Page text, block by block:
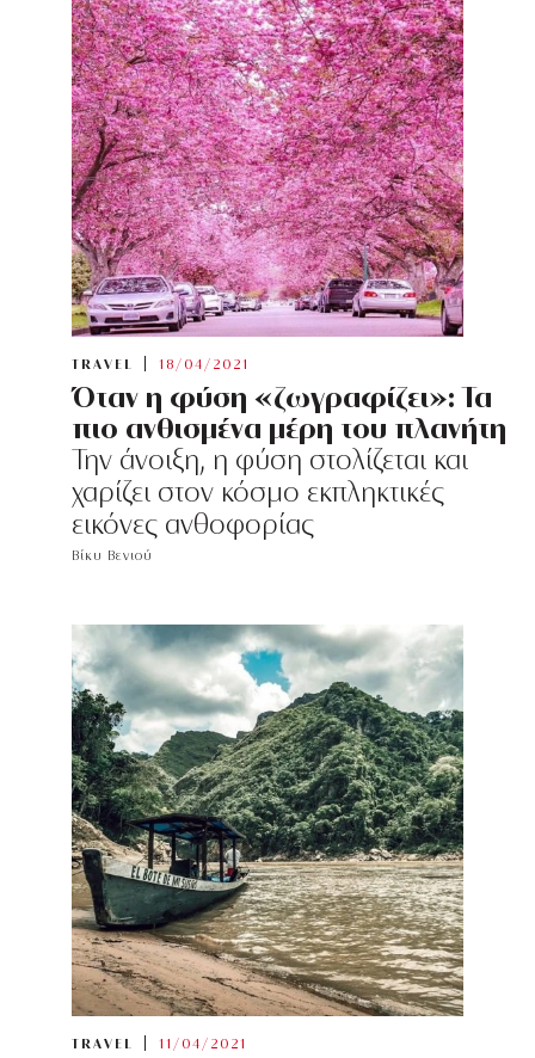
TRAVEL 18/04/2021
Όταν η φύση «ζωγραφίζει»: Τα
πιο ανθισμένα μέρη του πλανήτη
Την άνοιξη, η φύση στολίζεται και
χαρίζει στον κόσμο εκπληκτικές
εικόνες ανθοφορίας
Βίκυ Βενιού
TRAVEL 11/04/2021